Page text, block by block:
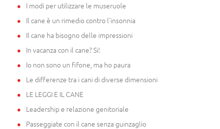
I modi per utilizzare le museruole
Il cane è un rimedio contro l'insonnia
Il cane ha bisogno delle impressioni
In vacanza con il cane? Si!
Io non sono un fifone, ma ho paura
Le differenze tra i cani di diverse dimensioni
LE LEGGI E IL CANE
Leadership e relazione genitoriale
Passeggiate con il cane senza guinzaglio